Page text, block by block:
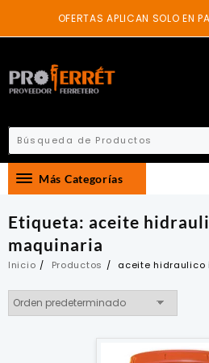
content
OFERTAS APLICAN SOLO EN
Más Categorías
Etiqueta: aceite
maquinaria
Inicio Productos aceite hidraulico